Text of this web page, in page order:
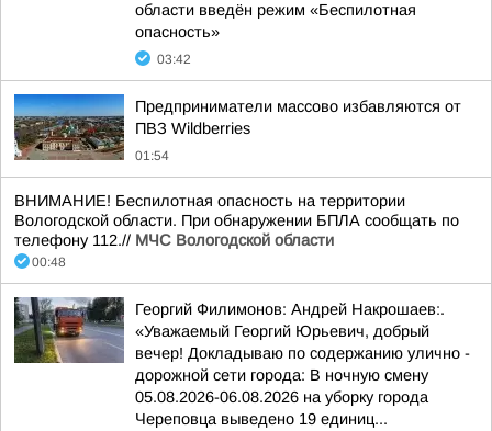
области введён режим «Беспилотная
опасность»
03:42
Предприниматели массово избавляются от
ПВЗ Wildberries
01:54
ВНИМАНИЕ! Беспилотная опасность на территории
Вологодской области. При обнаружении БПЛА сообщать по
телефону 112.// МЧС Вологодской области
00:48
Георгий Филимонов: Андрей Накрошаев:.
«Уважаемый Георгий Юрьевич, добрый
вечер! Докладываю по содержанию улично -
дорожной сети города: В ночную смену
05.08.2026-06.08.2026 на уборку города
Череповца выведено 19 единиц...